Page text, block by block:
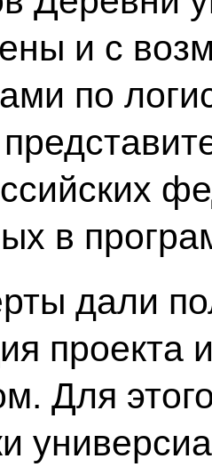
и с
по
в
дали
проекта
Для